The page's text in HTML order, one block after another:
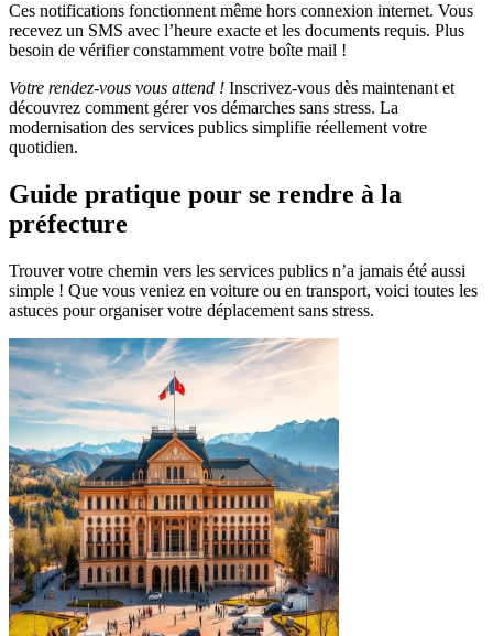
Ces notifications fonctionnent même hors connexion internet. Vous
recevez un SMS avec l’heure exacte et les documents requis. Plus
besoin de vérifier constamment votre boîte mail !
Votre rendez-vous vous attend ! Inscrivez-vous dès maintenant et
découvrez comment gérer vos démarches sans stress. La
modernisation des services publics simplifie réellement votre
quotidien.
Guide pratique pour se rendre à la
préfecture
Trouver votre chemin vers les services publics n’a jamais été aussi
simple ! Que vous veniez en voiture ou en transport, voici toutes les
astuces pour organiser votre déplacement sans stress.